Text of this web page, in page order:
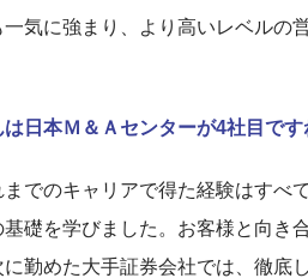
一気に強まり、より高いレベルの
日本Ｍ＆Ａセンターが4社目です
までのキャリアで得た経験はすべ
基礎を学びました。お客様と向き
に勤めた大手証券会社では、徹底